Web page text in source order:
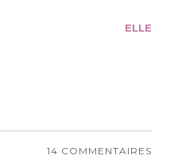
ELLE
14 COMMENTAIRES